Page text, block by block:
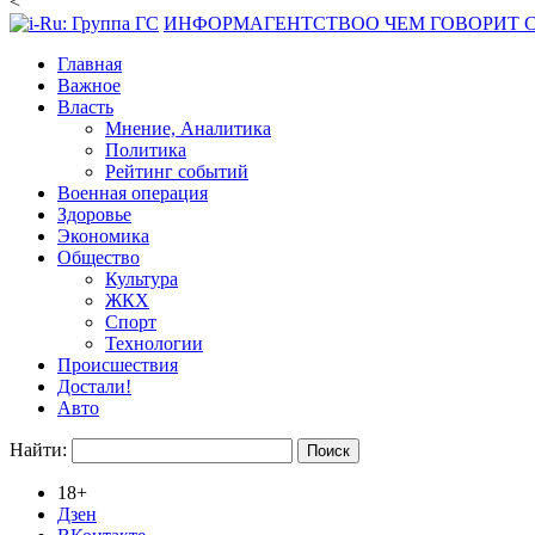
ИНФОРМАГЕНТСТВОО ЧЕМ ГОВОРИТ
Главная
Важное
Власть
Мнение, Аналитика
Политика
Рейтинг событий
Военная операция
Здоровье
Экономика
Общество
Культура
ЖКХ
Спорт
Технологии
Происшествия
Достали!
Авто
Найти:
18+
Дзен